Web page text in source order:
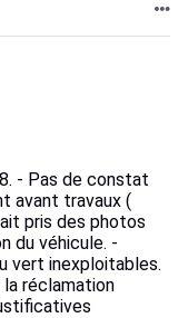
- Pas de constat
avant travaux (
pris des photos
du véhicule. -
vert inexploitables.
réclamation